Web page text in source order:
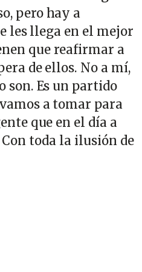
pero hay a
les llega en el mejor
que reafirmar a
de ellos. No a mí,
son. Es un partido
a tomar para
que en el día a
toda la ilusión de